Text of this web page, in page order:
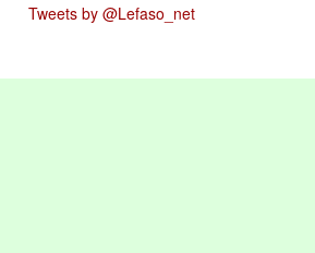
Tweets by @Lefaso_net